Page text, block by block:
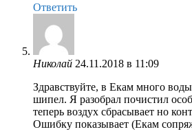
Ответить
Николай 24.11.2018 в 11:09
Здравствуйте, в Екам много
шипел. Я разобрал почистил
теперь воздух сбрасывает но
Ошибку показывает (Екам